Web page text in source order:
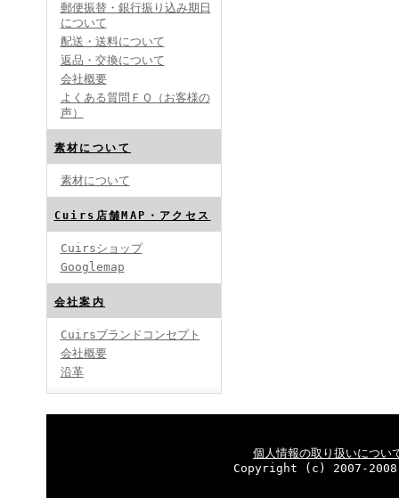
郵便振替・銀行振り込み期日
について
配送・送料について
返品・交換について
会社概要
よくある質問ＦＱ（お客様の
声）
素材について
素材について
Cuirs店舗MAP・アクセス
Cuirsショップ
Googlemap
会社案内
Cuirsブランドコンセプト
会社概要
沿革
個人情報の取り扱いについ
Copyright (c) 2007-